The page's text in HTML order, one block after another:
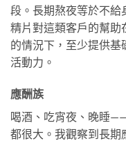
段。長期熬夜等於不給
精片對這類客戶的幫助
的情況下，至少提供
活動力。
應酬族
喝酒、吃宵夜、晚睡
都很大。我觀察到長期